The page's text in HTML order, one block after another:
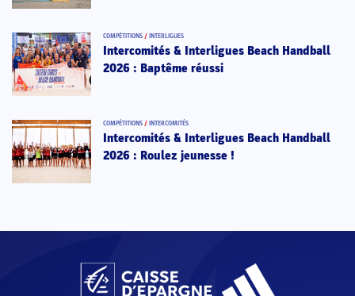
COMPÉTITIONS / INTERLIGUES
Intercomités & Interligues Beach Handball
2026 : Baptême réussi
COMPÉTITIONS / INTERCOMITÉS
Intercomités & Interligues Beach Handball
2026 : Roulez jeunesse !